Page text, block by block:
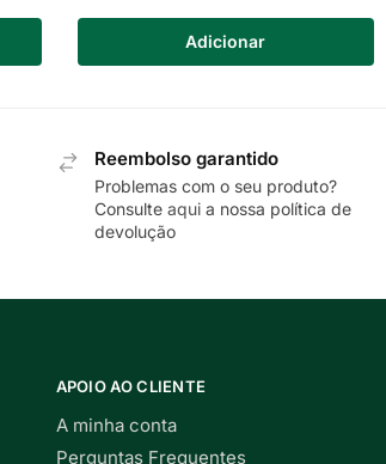
Adicionar
Reembolso garantido
Problemas com o seu produto?
Consulte aquia nossa política de
devolução
APOIO AO CLIENTE
A minha conta
Perguntas Frequentes